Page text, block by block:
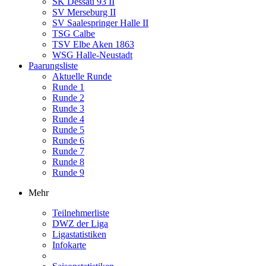
SV Merseburg II
SV Saalespringer Halle II
TSG Calbe
TSV Elbe Aken 1863
WSG Halle-Neustadt
Paarungsliste
Aktuelle Runde
Runde 1
Runde 2
Runde 3
Runde 4
Runde 5
Runde 6
Runde 7
Runde 8
Runde 9
Mehr
Teilnehmerliste
DWZ der Liga
Ligastatistiken
Infokarte